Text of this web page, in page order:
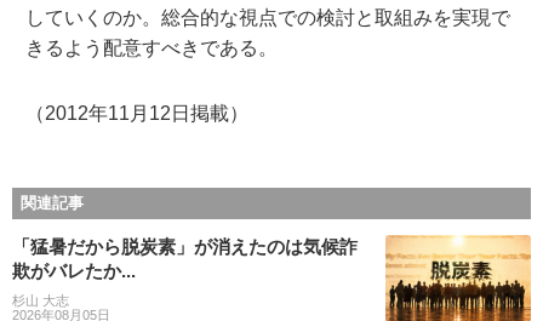
していくのか。総合的な視点での検討と取組みを実現で
きるよう配意すべきである。
（2012年11月12日掲載）
関連記事
「猛暑だから脱炭素」が消えたのは気候詐
欺がバレたか...
杉山 大志
2026年08月05日